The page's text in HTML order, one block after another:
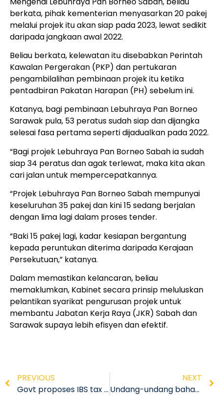
berkata, pihak kementerian menyasarkan 20 pakej
melalui projek itu akan siap pada 2023, lewat sedikit
daripada jangkaan awal 2022.
Beliau berkata, kelewatan itu disebabkan Perintah
Kawalan Pergerakan (PKP) dan pertukaran
pengambilalihan pembinaan projek itu ketika
pentadbiran Pakatan Harapan (PH) sebelum ini.
Katanya, bagi pembinaan Lebuhraya Pan Borneo
Sarawak pula, 53 peratus sudah siap dan dijangka
selesai fasa pertama seperti dijadualkan pada 2022.
“Bagi projek Lebuhraya Pan Borneo Sabah ia sudah
siap 34 peratus dan agak terlewat, maka kita akan
cari jalan untuk mempercepatkannya.
“Projek Lebuhraya Pan Borneo Sabah mempunyai
keseluruhan 35 pakej dan kini 15 sedang berjalan
dengan lima lagi dalam proses tender.
“Baki 15 pakej lagi, kadar kesiapan bergantung
kepada peruntukan diterima daripada Kerajaan
Persekutuan,” katanya.
Dalam memastikan kelancaran, beliau
memaklumkan, Kabinet secara prinsip meluluskan
pelantikan syarikat pengurusan projek untuk
membantu Jabatan Kerja Raya (JKR) Sabah dan
Sarawak supaya lebih efisyen dan efektif.
PREVIOUS
Govt proposes IBS tax incentive extension
NEXT
Undang-undang baharu perlu digubal wajibkan IBS – Rahman Dahlan